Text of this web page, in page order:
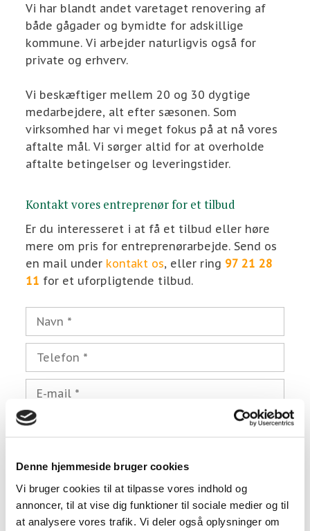
Denne hjemmeside bruger cookies
Vi bruger cookies til at tilpasse vores indhold og
annoncer, til at vise dig funktioner til sociale medier og til
at analysere vores trafik. Vi deler også oplysninger om
Vi har blandt andet varetaget renovering af
både gågader og bymidte for adskillige
kommune. Vi arbejder naturligvis også for
private og erhverv.​
Vi beskæftiger mellem 20 og 30 dygtige
medarbejdere, alt efter sæsonen. Som
virksomhed har vi meget fokus på at nå vores
aftalte mål. Vi sørger altid for at overholde
aftalte betingelser og leveringstider.
​Kontakt vores entreprenør for et tilbud
Er du interesseret i at få et tilbud eller høre
mere om pris for entreprenørarbejde. Send os
en mail under kontakt os, eller ring 97 21 28
11 for et uforpligtende tilbud.